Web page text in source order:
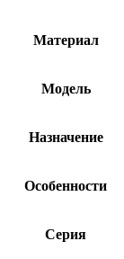
Материал
Модель
Назначение
Особенности
Серия